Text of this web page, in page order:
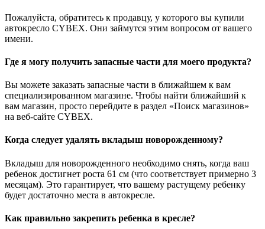
Пожалуйста, обратитесь к продавцу, у которого вы купили
автокресло CYBEX. Они займутся этим вопросом от вашего
имени.
Где я могу получить запасные части для моего продукта?
Вы можете заказать запасные части в ближайшем к вам
специализированном магазине. Чтобы найти ближайший к
вам магазин, просто перейдите в раздел «Поиск магазинов»
на веб-сайте CYBEX.
Когда следует удалять вкладыш новорожденному?
Вкладыш для новорожденного необходимо снять, когда ваш
ребенок достигнет роста 61 см (что соответствует примерно 3
месяцам). Это гарантирует, что вашему растущему ребенку
будет достаточно места в автокресле.
Как правильно закрепить ребенка в кресле?